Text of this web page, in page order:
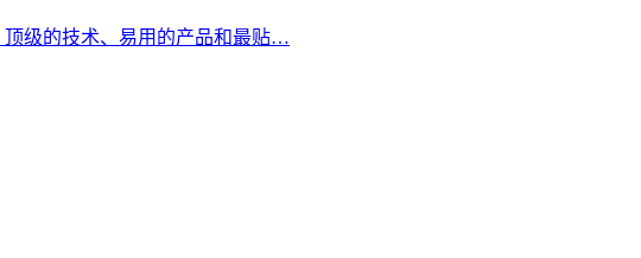
顶级的技术、易用的产品和最贴…